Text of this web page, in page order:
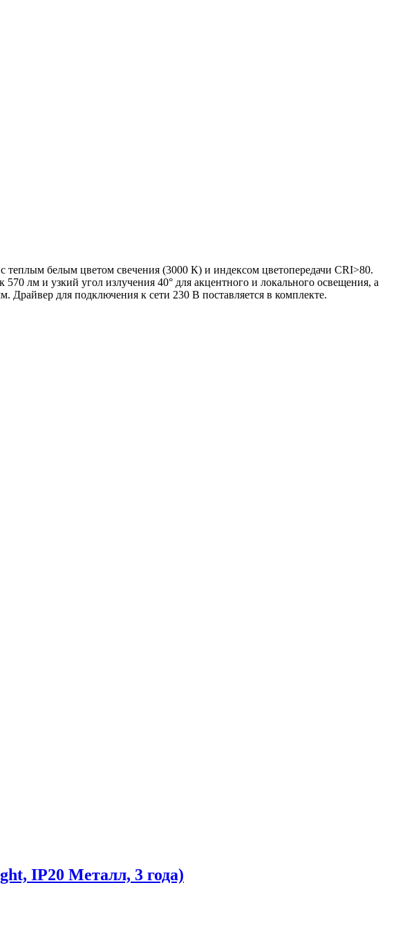
белым цветом свечения (3000 К) и индексом цветопередачи CRI>80.
лм и узкий угол излучения 40° для акцентного и локального освещения, а
для подключения к сети 230 В поставляется в комплекте.
IP20 Металл, 3 года)